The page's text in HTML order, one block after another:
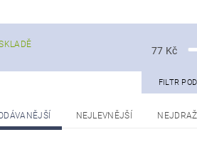
77 Kč
FILTR
NEJLEVNĚJŠÍ